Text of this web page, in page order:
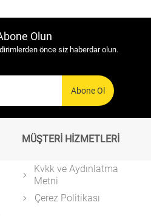
Olun
önce siz haberdar olun.
Abone Ol
MÜŞTERİ HİZMETLERİ
Kvkk ve Aydınlatma
Metni
Çerez Politikası